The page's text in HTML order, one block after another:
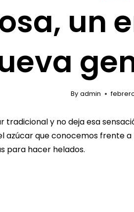
un
By admin
tradicional y no deja esa
azúcar que conocemos frente
para hacer helados.